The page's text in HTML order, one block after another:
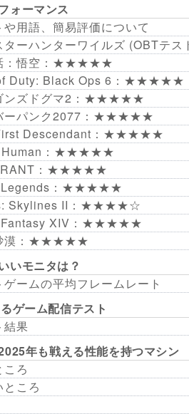
ォーマンス
や用語、簡易評価について
ターハンターワイルズ (OBT
：悟空：★★★★★
Duty: Black Ops 6：★★★★★
ンズドグマ2：★★★★★
ーパンク2077：★★★★★
Descendant：★★★★★
Human：★★★★★
：★★★★★
Legends：★★★★★
Skylines II：★★★★☆
Fantasy XIV：★★★★★
漠：★★★★★
いモニタは？
ゲームの平均フレームレート
ゲーム配信テスト
結果
年も戦える性能を持つマシン
ころ
ころ